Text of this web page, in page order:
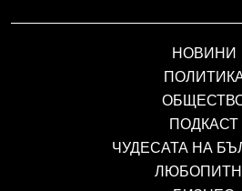
НОВИНИ
ПОДКАСТ
ЧУДЕСАТА НА